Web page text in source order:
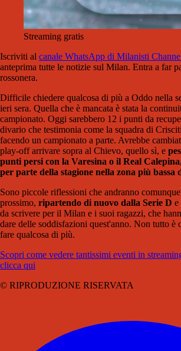
Streaming gratis
Iscriviti al canale WhatsApp di Milanisti
anteprima tutte le notizie sul Milan. Entra a far
rossonera.
Difficile chiedere qualcosa di più a Oddo nella
ieri sera. Quella che è mancata è stata la
campionato. Oggi sarebbero 12 i punti da
divario che testimonia come la squadra di
facendo un campionato a parte. Avrebbe
play-off arrivare sopra al Chievo, quello sì, e
punti persi con la Varesina o il Real
per parte della stagione nella zona più bassa
Sono piccole riflessioni che andranno
prossimo, ripartendo di nuovo dalla Serie D e
da scrivere per il Milan e i suoi ragazzi, che
dare delle soddisfazioni quest'anno. Non tutto è
fare qualcosa di più.
Scopri come vedere tantissimi eventi in
clicca qui
© RIPRODUZIONE RISERVATA